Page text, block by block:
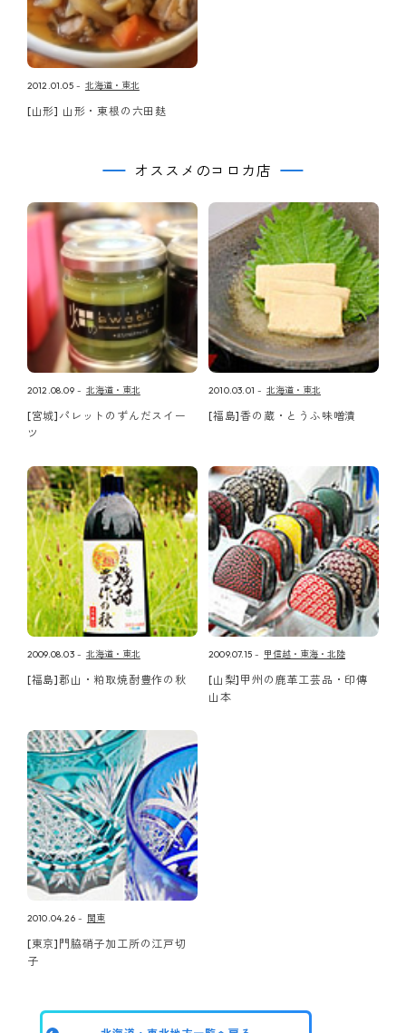
2012.01.05 北海道・東北
[山形] 山形・東根の六田麸
オススメのコロカ店
2012.08.09 北海道・東北
[宮城]パレットのずんだスイー
ツ
2010.03.01 北海道・東北
[福島]香の蔵・とうふ味噌漬
2009.08.03 北海道・東北
[福島]郡山・粕取焼酎豊作の秋
2009.07.15 甲信越・東海・北陸
[山梨]甲州の鹿革工芸品・印傳
山本
2010.04.26 関東
[東京]門脇硝子加工所の江戸切
子